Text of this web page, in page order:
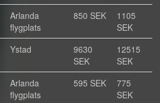
Arlanda
flygplats
850 SEK
1105
SEK
Ystad
9630
SEK
12515
SEK
Arlanda
flygplats
595 SEK
775
SEK